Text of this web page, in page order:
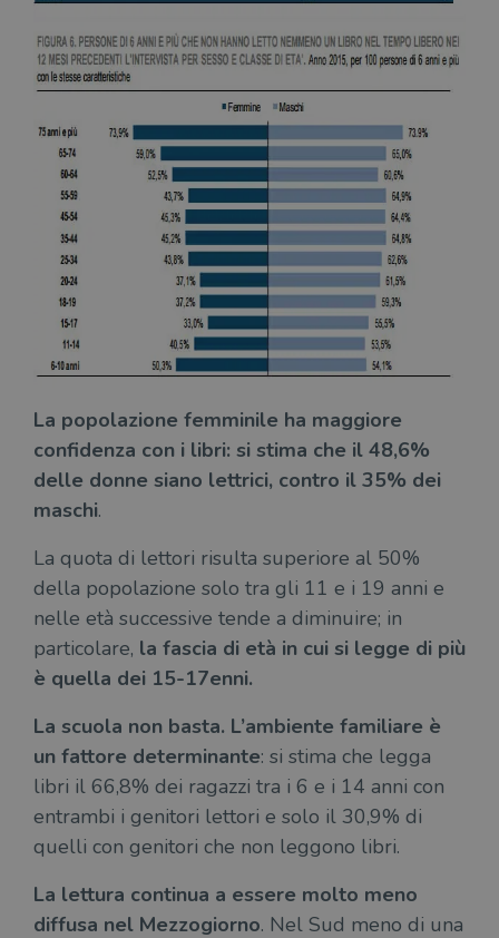
La popolazione femminile ha maggiore
confidenza con i libri: si stima che il 48,6%
delle donne siano lettrici, contro il 35% dei
maschi.
La quota di lettori risulta superiore al 50%
della popolazione solo tra gli 11 e i 19 anni e
nelle età successive tende a diminuire; in
particolare, la fascia di età in cui si legge di più
è quella dei 15-17enni.
La scuola non basta. L’ambiente familiare è
un fattore determinante: si stima che legga
libri il 66,8% dei ragazzi tra i 6 e i 14 anni con
entrambi i genitori lettori e solo il 30,9% di
quelli con genitori che non leggono libri.
La lettura continua a essere molto meno
diffusa nel Mezzogiorno. Nel Sud meno di una